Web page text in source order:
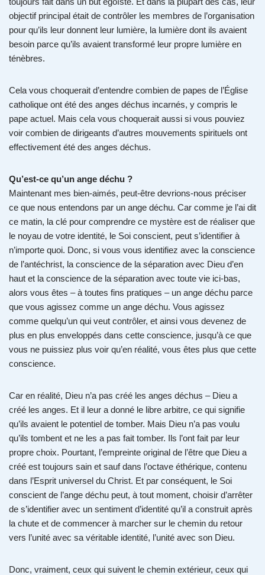
objectif principal était de contrôler les membres de l’organisation
pour qu’ils leur donnent leur lumière, la lumière dont ils avaient
besoin parce qu’ils avaient transformé leur propre lumière en
ténèbres.
Cela vous choquerait d’entendre combien de papes de l’Église
catholique ont été des anges déchus incarnés, y compris le
pape actuel. Mais cela vous choquerait aussi si vous pouviez
voir combien de dirigeants d’autres mouvements spirituels ont
effectivement été des anges déchus.
Qu’est-ce qu’un ange déchu ?
Maintenant mes bien-aimés, peut-être devrions-nous préciser
ce que nous entendons par un ange déchu. Car comme je l’ai dit
ce matin, la clé pour comprendre ce mystère est de réaliser que
le noyau de votre identité, le Soi conscient, peut s’identifier à
n’importe quoi. Donc, si vous vous identifiez avec la conscience
de l’antéchrist, la conscience de la séparation avec Dieu d’en
haut et la conscience de la séparation avec toute vie ici-bas,
alors vous êtes – à toutes fins pratiques – un ange déchu parce
que vous agissez comme un ange déchu. Vous agissez
comme quelqu’un qui veut contrôler, et ainsi vous devenez de
plus en plus enveloppés dans cette conscience, jusqu’à ce que
vous ne puissiez plus voir qu’en réalité, vous êtes plus que cette
conscience.
Car en réalité, Dieu n’a pas créé les anges déchus – Dieu a
créé les anges. Et il leur a donné le libre arbitre, ce qui signifie
qu’ils avaient le potentiel de tomber. Mais Dieu n’a pas voulu
qu’ils tombent et ne les a pas fait tomber. Ils l’ont fait par leur
propre choix. Pourtant, l’empreinte original de l’être que Dieu a
créé est toujours sain et sauf dans l’octave éthérique, contenu
dans l’Esprit universel du Christ. Et par conséquent, le Soi
conscient de l’ange déchu peut, à tout moment, choisir d’arrêter
de s’identifier avec un sentiment d’identité qu’il a construit après
la chute et de commencer à marcher sur le chemin du retour
vers l’unité avec sa véritable identité, l’unité avec son Dieu.
Donc, vraiment, ceux qui suivent le chemin extérieur, ceux qui